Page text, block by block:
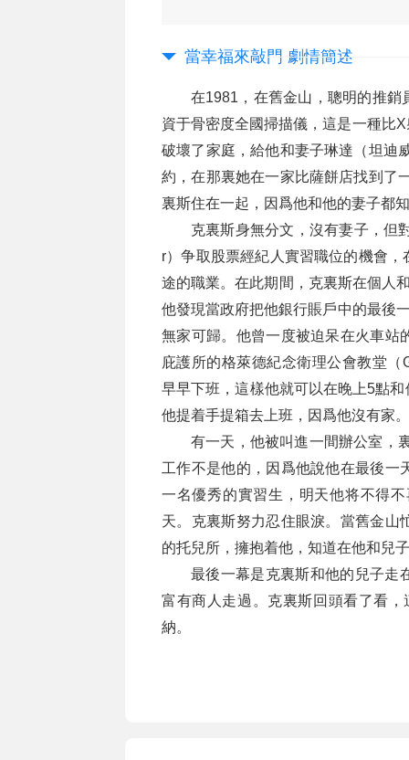
當幸福來敲門 劇情簡述
在1981，在舊金山，聰明的推
資于骨密度全國掃描儀，這是一種比
破壞了家庭，給他和妻子琳達（坦迪
約，在那裏她在一家比薩餅店找到了
裏斯住在一起，因爲他和他的妻子都
克裏斯身無分文，沒有妻子，但
r）争取股票經紀人實習職位的機會
途的職業。在此期間，克裏斯在個人
他發現當政府把他銀行賬戶中的最後
無家可歸。他曾一度被迫呆在火車站
庇護所的格萊德紀念衛理公會教堂
早早下班，這樣他就可以在晚上5點
他提着手提箱去上班，因爲他沒有家
有一天，他被叫進一間辦公室，
工作不是他的，因爲他說他在最後一
一名優秀的實習生，明天他将不得
天。克裏斯努力忍住眼淚。當舊金山
的托兒所，擁抱着他，知道在他和兒
最後一幕是克裏斯和他的兒子走
富有商人走過。克裏斯回頭看了看
納。